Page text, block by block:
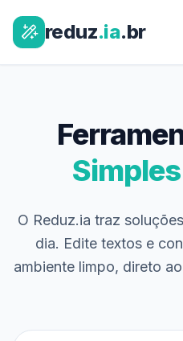
reduz.ia.br
O Reduz.ia traz
dia. Edite textos e
ambiente limpo, direto